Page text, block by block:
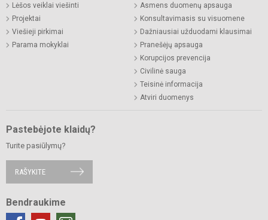
Lėšos veiklai viešinti
Projektai
Viešieji pirkimai
Parama mokyklai
Asmens duomenų apsauga
Konsultavimasis su visuomene
Dažniausiai užduodami klausimai
Pranešėjų apsauga
Korupcijos prevencija
Civilinė sauga
Teisinė informacija
Atviri duomenys
Pastebėjote klaidų?
Turite pasiūlymų?
RAŠYKITE
Bendraukime